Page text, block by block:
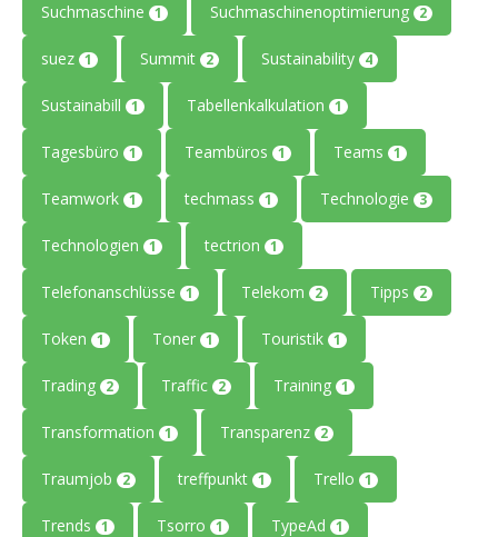
Suchmaschine 1 Suchmaschinenoptimierung 2
suez 1 Summit 2 Sustainability 4
Sustainabill 1 Tabellenkalkulation 1
Tagesbüro 1 Teambüros 1 Teams 1
Teamwork 1 techmass 1 Technologie 3
Technologien 1 tectrion 1
Telefonanschlüsse 1 Telekom 2 Tipps 2
Token 1 Toner 1 Touristik 1
Trading 2 Traffic 2 Training 1
Transformation 1 Transparenz 2
Traumjob 2 treffpunkt 1 Trello 1
Trends 1 Tsorro 1 TypeAd 1